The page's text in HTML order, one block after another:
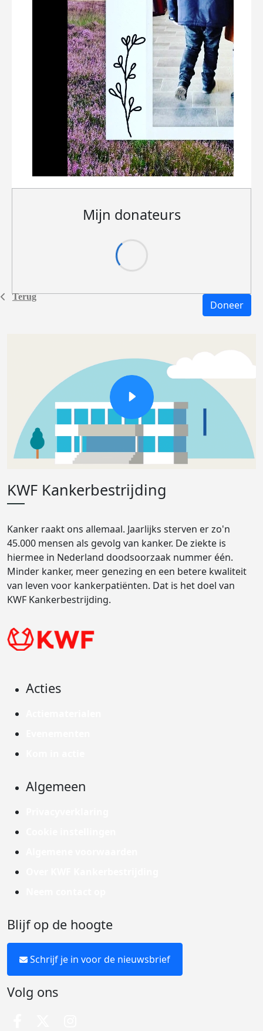
Terug
Mijn donateurs
Doneer
KWF Kankerbestrijding
Kanker raakt ons allemaal. Jaarlijks sterven er zo'n
45.000 mensen als gevolg van kanker. De ziekte is
hiermee in Nederland doodsoorzaak nummer één.
Minder kanker, meer genezing en een betere kwaliteit
van leven voor kankerpatiënten. Dat is het doel van
KWF Kankerbestrijding.
Acties
Algemeen
Blijf op de hoogte
Schrijf je in voor de nieuwsbrief
Volg ons